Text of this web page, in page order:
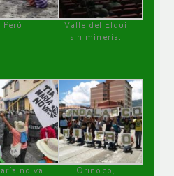
Perú
Valle del Elqui
sin minería.
no va !
Orinoco,